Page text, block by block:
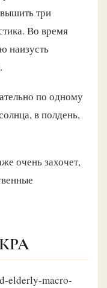
три
Во время
наизусть
по одному
в полдень,
очень захочет,